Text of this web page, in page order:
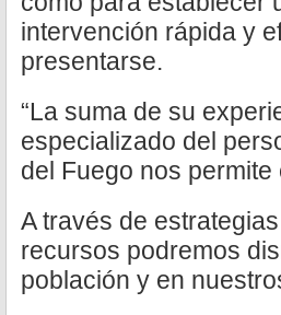
intervención rápida y
presentarse.
“La suma de su
especializado del
del Fuego nos
A través de
recursos podremos
población y en